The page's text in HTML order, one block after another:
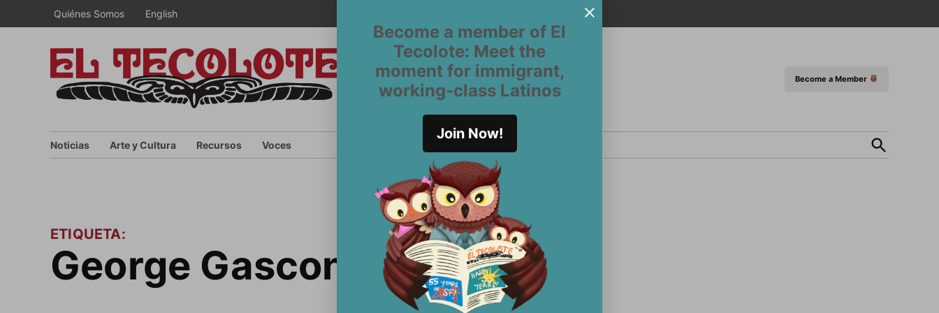
Become a member of El
Tecolote: Meet the
moment for immigrant,
working-class Latinos
Join Now!
al
contenido
Quiénes Somos English
San
Francisco’s
Become a Member
Noticias Arte y Cultura Recursos Voces
Open
Search
ETIQUETA:
George Gascon